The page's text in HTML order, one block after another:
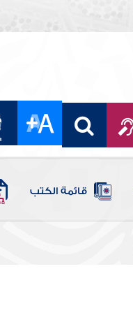
قائمة الكتب